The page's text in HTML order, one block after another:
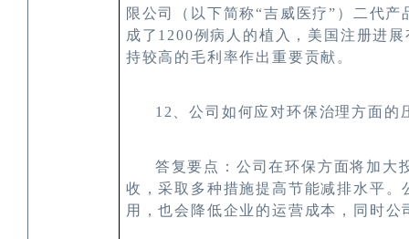
限公司（以下简称“吉威医疗” ）二代产
成了 1200例病人的植入，美国注册进
持较高的毛利率作出重要贡献。
12 、公司如何应对环保治理方面的
答复要点：公司在环保方面将加大
收，采取多种措施提高节能减排水平
用，也会降低企业的运营成本，同时